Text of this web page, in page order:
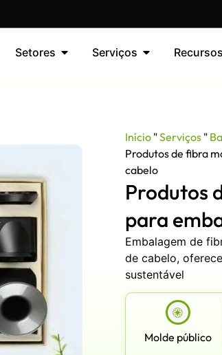
Setores Serviços Recursos
Início "Serviços "
Produtos de fibra
cabelo
Produtos
para
Embalagem de
de cabelo,
sustentável
Molde público